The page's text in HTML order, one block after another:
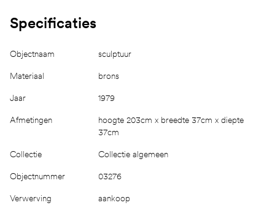
Specificaties
Objectnaam sculptuur
Materiaal brons
Jaar 1979
Afmetingen
hoogte 203cm x breedte 37cm x diepte
37cm
Collectie Collectie algemeen
Objectnummer 03276
Verwerving aankoop